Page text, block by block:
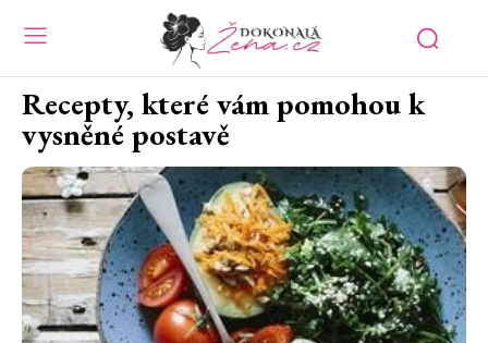
Recepty, které vám pomohou k
vysněné postavě